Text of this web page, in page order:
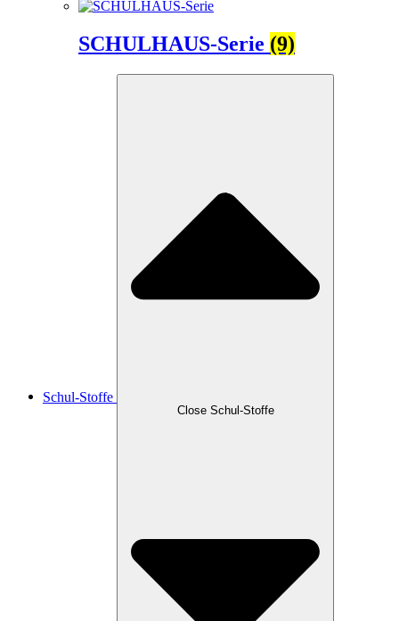
SCHULHAUS-Serie (9)
Schul-Stoffe
Close Schul-Stoffe